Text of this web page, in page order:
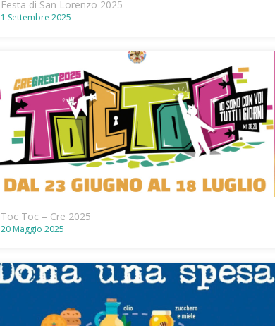
Festa di San Lorenzo 2025
1 Settembre 2025
Toc Toc – Cre 2025
20 Maggio 2025